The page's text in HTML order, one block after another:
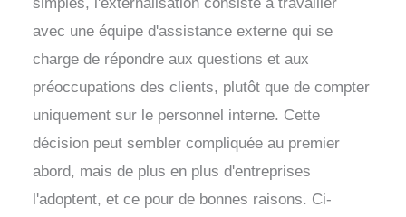
avec une équipe d'assistance externe qui se
charge de répondre aux questions et aux
préoccupations des clients, plutôt que de compter
uniquement sur le personnel interne. Cette
décision peut sembler compliquée au premier
abord, mais de plus en plus d'entreprises
l'adoptent, et ce pour de bonnes raisons. Ci-